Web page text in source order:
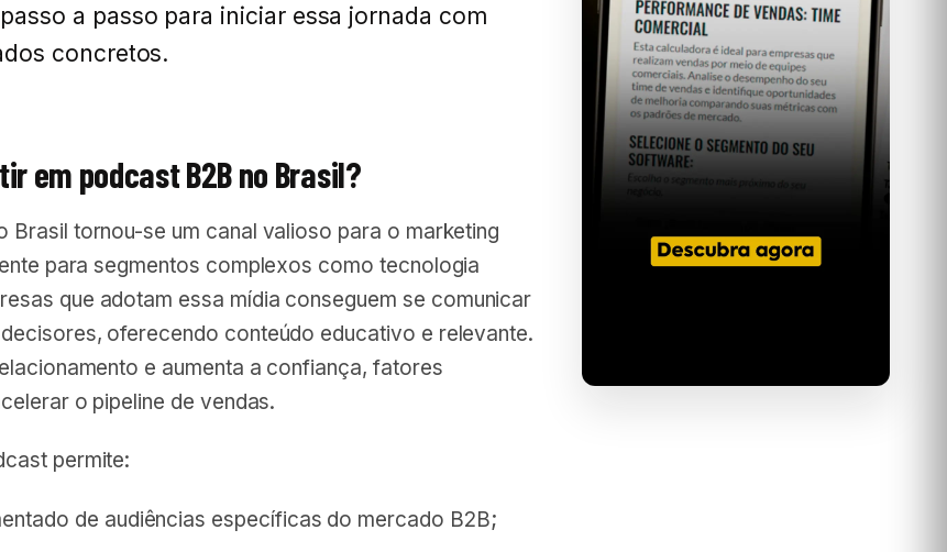
a passo para iniciar essa jornada com
concretos.
em podcast B2B no Brasil?
Brasil tornou-se um canal valioso para o marketing
para segmentos complexos como tecnologia
que adotam essa mídia conseguem se comunicar
oferecendo conteúdo educativo e relevante.
e aumenta a confiança, fatores
o pipeline de vendas.
permite:
de audiências específicas do mercado B2B;